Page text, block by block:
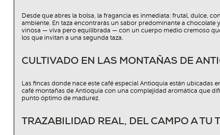
Desde que abres la bolsa, la fragancia es inmediata: frutal, dulce,
ambiente. En taza encontrarás un sabor predominante a chocolate
vinosa — viva pero equilibrada — con un cuerpo medio cremoso
los que invitan a una segunda taza.
CULTIVADO EN LAS MONTAÑAS DE
Las fincas donde nace este café especial Antioquia están
café montañas de Antioquia con una complejidad aromática que
punto óptimo de madurez.
TRAZABILIDAD REAL, DEL CAMPO A TU